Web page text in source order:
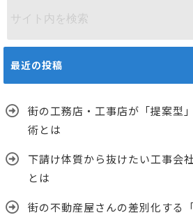
最近の投稿
街の工務店・工事店が「提案型
術とは
下請け体質から抜けたい工事会
とは
街の不動産屋さんの差別化する